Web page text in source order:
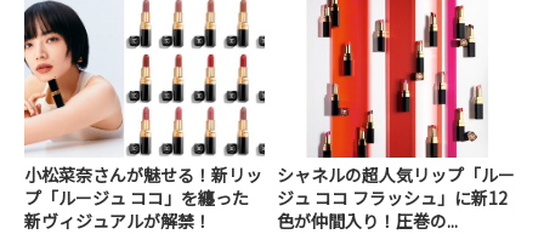
小松菜奈さんが魅せる！新リッ
プ「ルージュ ココ」を纏った
新ヴィジュアルが解禁！
シャネルの超人気リップ「ルー
ジュ ココ フラッシュ」に新12
色が仲間入り！圧巻の...